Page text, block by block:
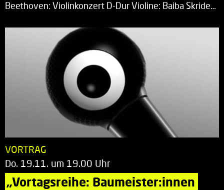
Beethoven: Violinkonzert D-Dur Violine: Baiba Skride…
VORTRAG
Do. 19.11. um 19.00 Uhr
„Vortagsreihe: Baumeister:innen